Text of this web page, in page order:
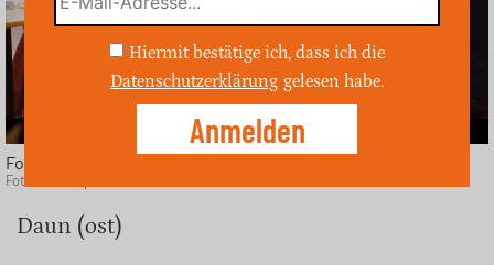
Foto Bürgerdialog
Foto: Presseportal.de
Daun (ost)
Hiermit bestätige ich, dass ich die
Datenschutzerklärung gelesen habe.